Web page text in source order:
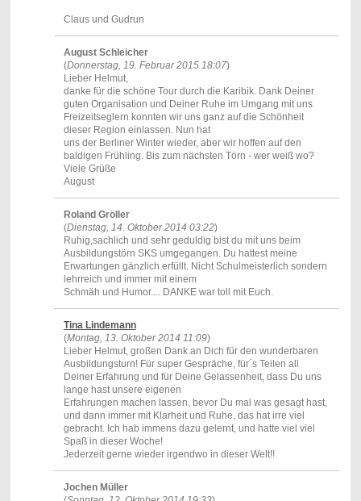
Claus und Gudrun
August Schleicher
(Donnerstag, 19. Februar 2015 18:07)
Lieber Helmut,
danke für die schöne Tour durch die Karibik. Dank Deiner
guten Organisation und Deiner Ruhe im Umgang mit uns
Freizeitseglern konnten wir uns ganz auf die Schönheit
dieser Region einlassen. Nun hat
uns der Berliner Winter wieder, aber wir hoffen auf den
baldigen Frühling. Bis zum nächsten Törn - wer weiß wo?
Viele Grüße
August
Roland Gröller
(Dienstag, 14. Oktober 2014 03:22)
Ruhig,sachlich und sehr geduldig bist du mit uns beim
Ausbildungstörn SKS umgegangen. Du hattest meine
Erwartungen gänzlich erfüllt. Nicht Schulmeisterlich sondern
lehrreich und immer mit einem
Schmäh und Humor.... DANKE war toll mit Euch.
Tina Lindemann
(Montag, 13. Oktober 2014 11:09)
Lieber Helmut, großen Dank an Dich für den wunderbaren
Ausbildungsturn! Für super Gespräche, für´s Teilen all
Deiner Erfahrung und für Deine Gelassenheit, dass Du uns
lange hast unsere eigenen
Erfahrungen machen lassen, bevor Du mal was gesagt hast,
und dann immer mit Klarheit und Ruhe, das hat irre viel
gebracht. Ich hab immens dazu gelernt, und hatte viel viel
Spaß in dieser Woche!
Jederzeit gerne wieder irgendwo in dieser Welt!!
Jochen Müller